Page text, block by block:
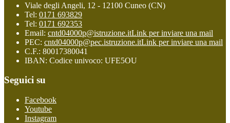
Viale degli Angeli, 12 - 12100 Cuneo (CN)
Tel: 0171 693829
Tel: 0171 692353
Email: cntd04000p@istruzione.itLink per inviare una mail
PEC: cntd04000p@pec.istruzione.itLink per inviare una mail
C.F.: 80017380041
IBAN: Codice univoco: UFE5OU
Seguici su
Facebook
Youtube
Instagram